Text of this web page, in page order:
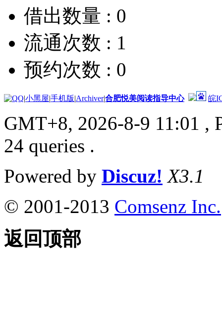
借出数量 : 0
流通次数 : 1
预约次数 : 0
|小黑屋|手机版|Archiver|合肥悦美阅读指导中心 皖
GMT+8, 2026-8-9 11:01 ,
24 queries .
Powered by Discuz! X3.1
© 2001-2013 Comsenz Inc.
返回顶部